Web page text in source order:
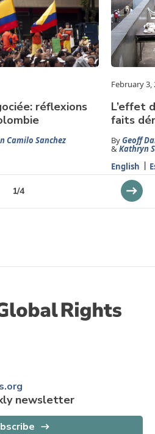
réflexions
Camilo Sanchez
February 3,
L’effet
faits
ByGeoff
&Kathryn
English
1/4
newsletter